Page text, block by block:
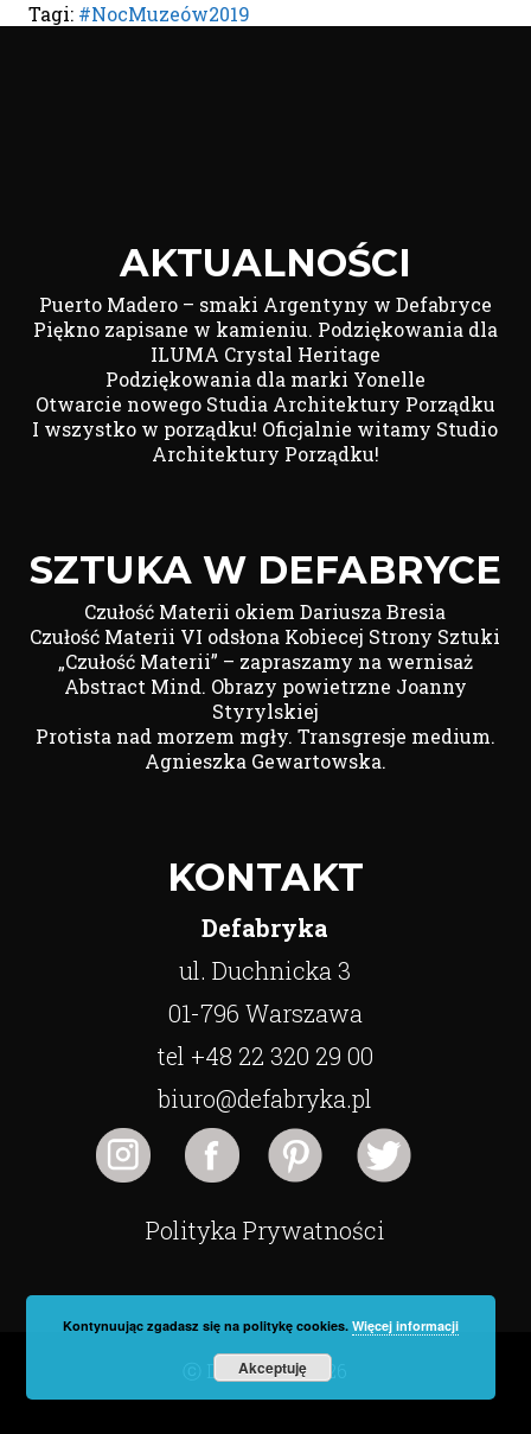
Tagi: #NocMuzeów2019
AKTUALNOŚCI
Puerto Madero – smaki Argentyny w Defabryce
Piękno zapisane w kamieniu. Podziękowania dla
ILUMA Crystal Heritage
Podziękowania dla marki Yonelle
Otwarcie nowego Studia Architektury Porządku
I wszystko w porządku! Oficjalnie witamy Studio
Architektury Porządku!
SZTUKA W DEFABRYCE
Czułość Materii okiem Dariusza Bresia
Czułość Materii VI odsłona Kobiecej Strony Sztuki
„Czułość Materii” – zapraszamy na wernisaż
Abstract Mind. Obrazy powietrzne Joanny
Styrylskiej
Protista nad morzem mgły. Transgresje medium.
Agnieszka Gewartowska.
KONTAKT
Defabryka
ul. Duchnicka 3
01-796 Warszawa
tel +48 22 320 29 00
biuro@defabryka.pl
Polityka Prywatności
ⓒ Defabryka 2026
Kontynuując zgadasz się na politykę cookies.Więcej informacji
Akceptuję